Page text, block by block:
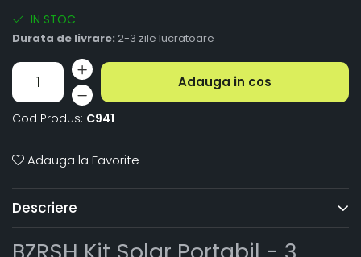
IN STOC
Durata de livrare: 2-3 zile lucratoare
Adauga in cos
Cod Produs: C941
Adauga la Favorite
Descriere